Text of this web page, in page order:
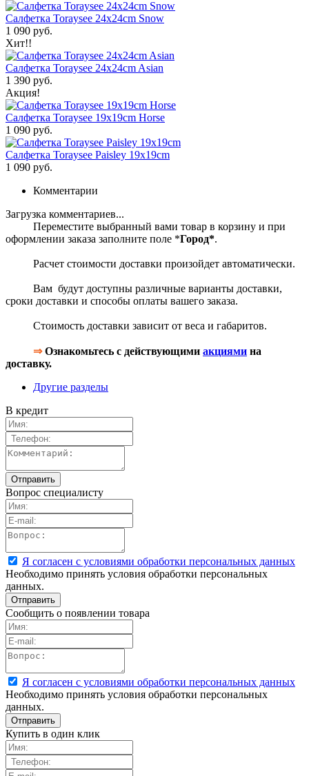
Салфетка Toraysee 24x24cm Snow
1 090 руб.
Хит!!
Салфетка Toraysee 24x24cm Asian
1 390 руб.
Акция!
Салфетка Toraysee 19x19cm Horse
1 090 руб.
Салфетка Toraysee Paisley 19x19cm
1 090 руб.
Комментарии
Загрузка комментариев...
Переместите выбранный вами товар в корзину и при
оформлении заказа заполните поле *Город*.
Расчет стоимости доставки произойдет автоматически.
Вам будут доступны различные варианты доставки,
сроки доставки и способы оплаты вашего заказа.
Стоимость доставки зависит от веса и габаритов.
⇒Ознакомьтесь с действующими акциями на
доставку.
Другие разделы
В кредит
Вопрос специалисту
Я согласен с условиями обработки персональных данных
Необходимо принять условия обработки персональных
данных.
Сообщить о появлении товара
Я согласен с условиями обработки персональных данных
Необходимо принять условия обработки персональных
данных.
Купить в один клик